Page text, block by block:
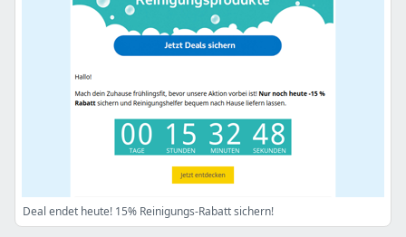
Deal endet heute! 15% Reinigungs-Rabatt sichern!